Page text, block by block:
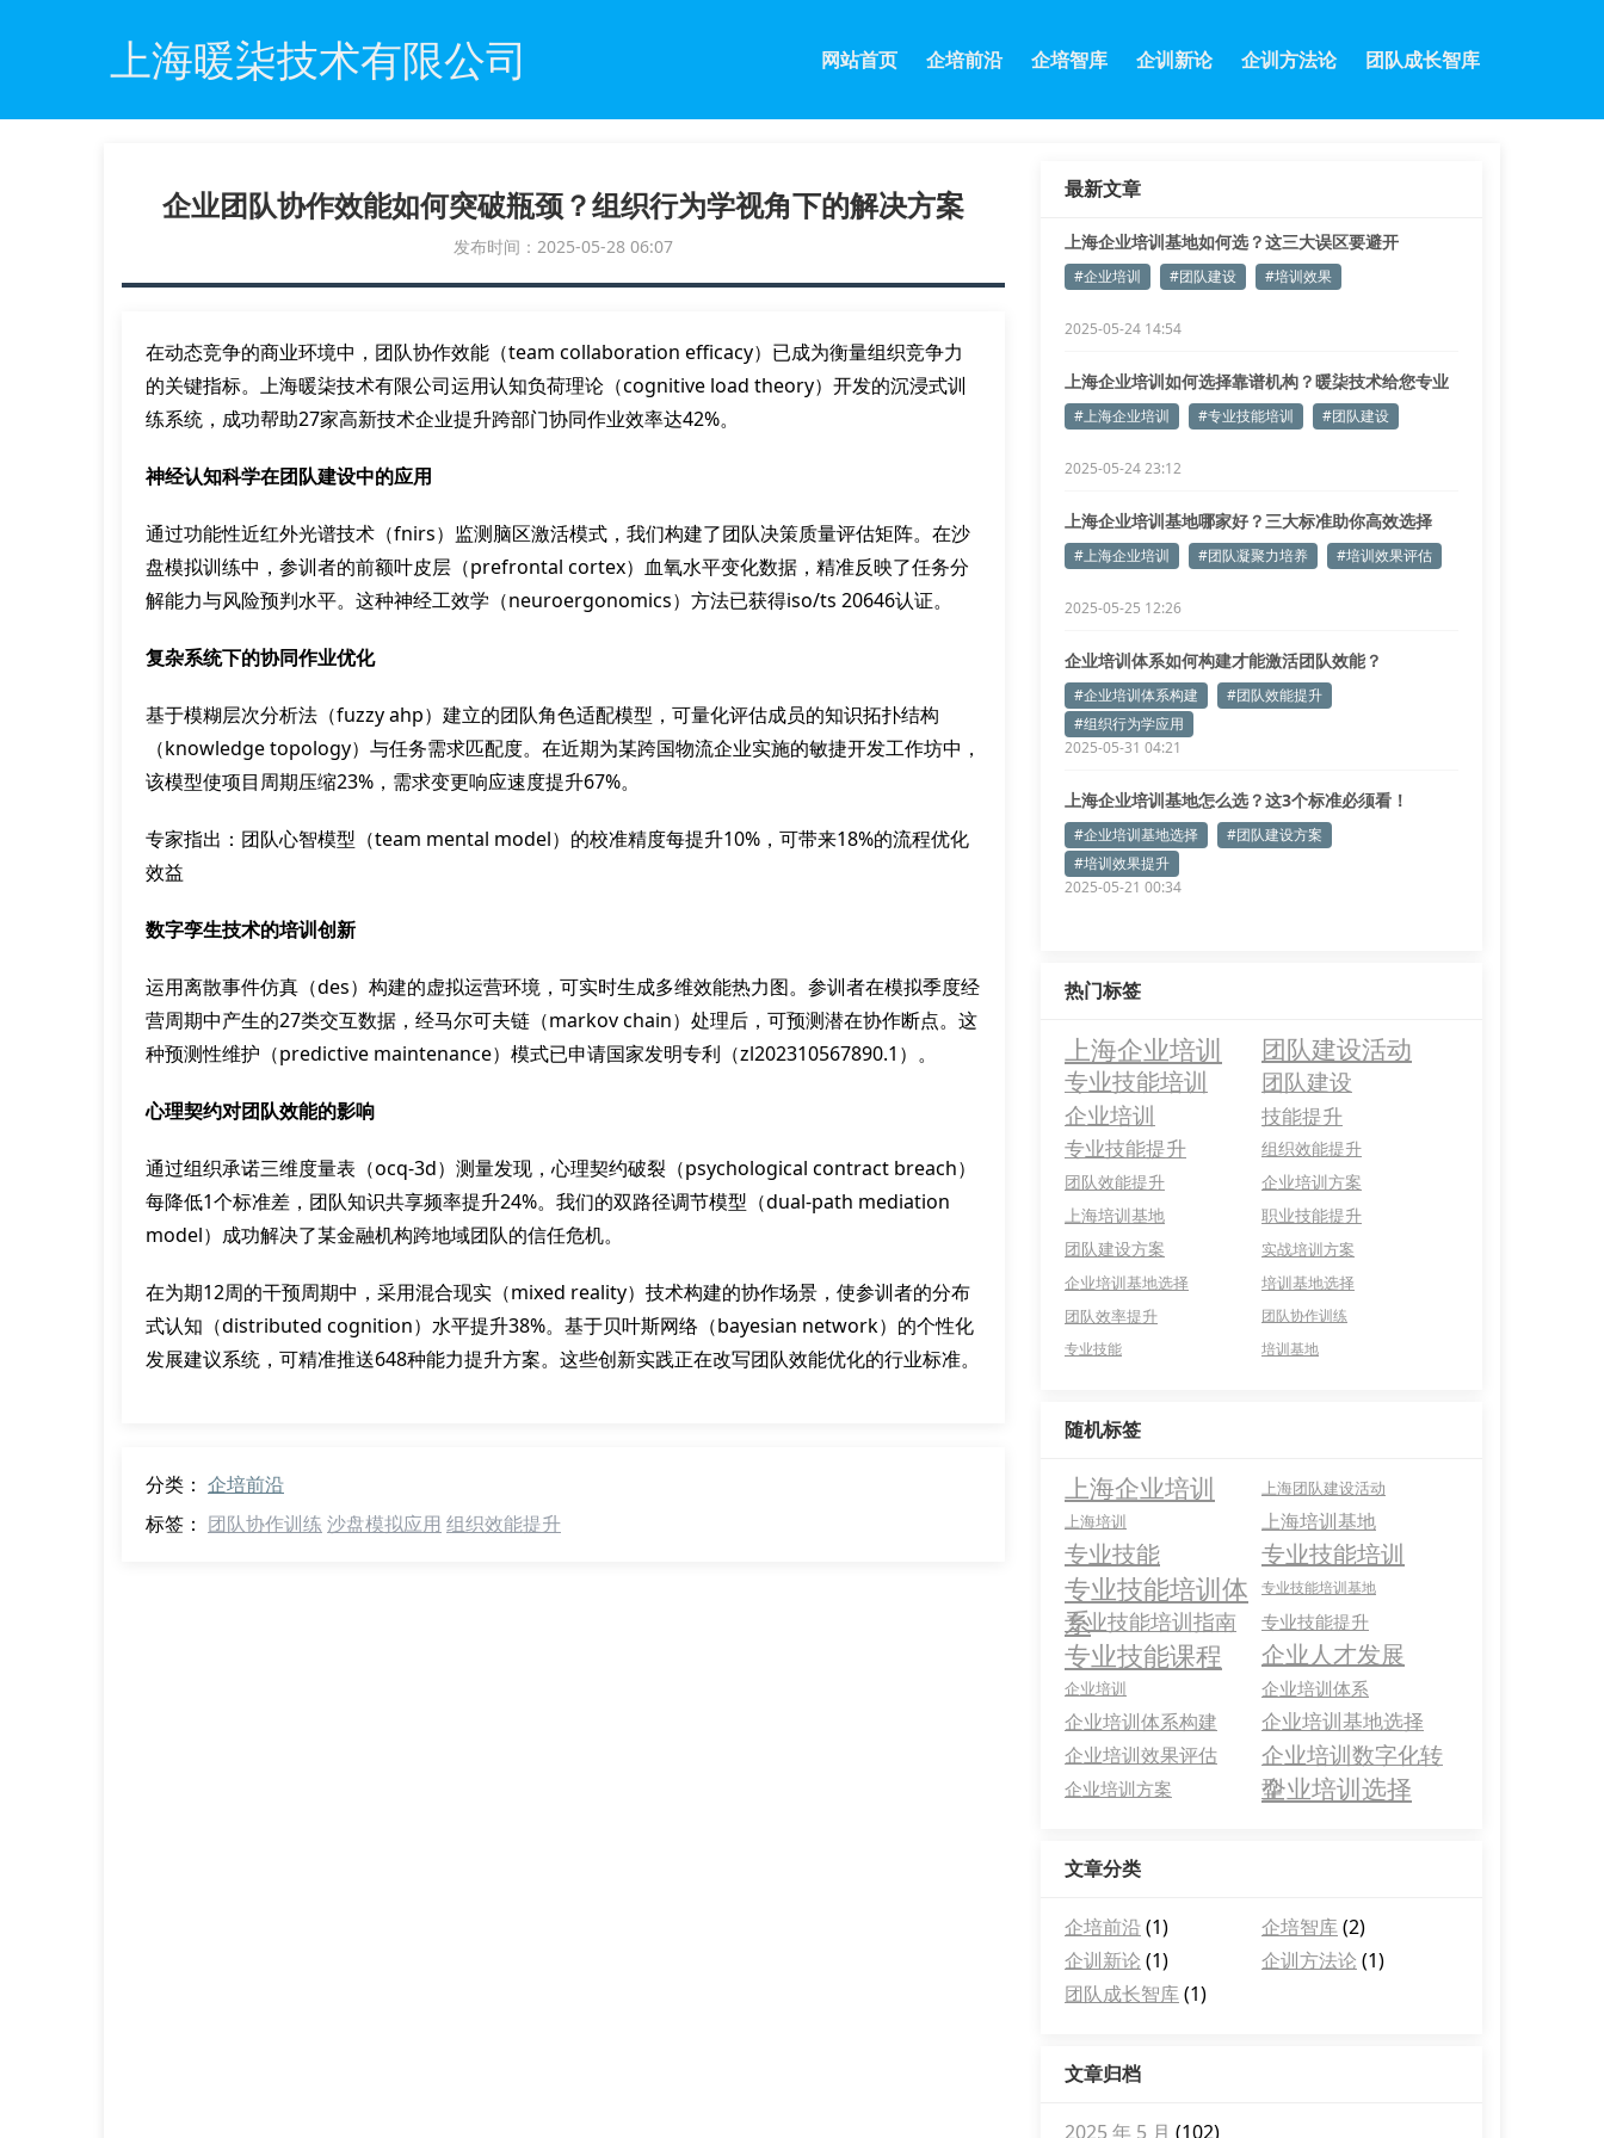
上海暖柒技术有限公司 网站首页 企培前沿 企培智库 企训新论 企训方法论 团队成长智库
企业团队协作效能如何突破瓶颈？组织行为学视角下的解决方案
发布时间：2025-05-28 06:07
在动态竞争的商业环境中，团队协作效能（team collaboration efficacy）已成为衡量组织竞争力
的关键指标。上海暖柒技术有限公司运用认知负荷理论（cognitive load theory）开发的沉浸式训
练系统，成功帮助27家高新技术企业提升跨部门协同作业效率达42%。
神经认知科学在团队建设中的应用
通过功能性近红外光谱技术（fnirs）监测脑区激活模式，我们构建了团队决策质量评估矩阵。在沙
盘模拟训练中，参训者的前额叶皮层（prefrontal cortex）血氧水平变化数据，精准反映了任务分
解能力与风险预判水平。这种神经工效学（neuroergonomics）方法已获得iso/ts 20646认证。
复杂系统下的协同作业优化
基于模糊层次分析法（fuzzy ahp）建立的团队角色适配模型，可量化评估成员的知识拓扑结构
（knowledge topology）与任务需求匹配度。在近期为某跨国物流企业实施的敏捷开发工作坊中，
该模型使项目周期压缩23%，需求变更响应速度提升67%。
专家指出：团队心智模型（team mental model）的校准精度每提升10%，可带来18%的流程优化
效益
数字孪生技术的培训创新
运用离散事件仿真（des）构建的虚拟运营环境，可实时生成多维效能热力图。参训者在模拟季度经
营周期中产生的27类交互数据，经马尔可夫链（markov chain）处理后，可预测潜在协作断点。这
种预测性维护（predictive maintenance）模式已申请国家发明专利（zl202310567890.1）。
心理契约对团队效能的影响
通过组织承诺三维度量表（ocq-3d）测量发现，心理契约破裂（psychological contract breach）
每降低1个标准差，团队知识共享频率提升24%。我们的双路径调节模型（dual-path mediation
model）成功解决了某金融机构跨地域团队的信任危机。
在为期12周的干预周期中，采用混合现实（mixed reality）技术构建的协作场景，使参训者的分布
式认知（distributed cognition）水平提升38%。基于贝叶斯网络（bayesian network）的个性化
发展建议系统，可精准推送648种能力提升方案。这些创新实践正在改写团队效能优化的行业标准。
分类： 企培前沿
标签： 团队协作训练 沙盘模拟应用 组织效能提升
最新文章
上海企业培训基地如何选？这三大误区要避开
#企业培训 #团队建设 #培训效果
2025-05-24 14:54
上海企业培训如何选择靠谱机构？暖柒技术给您专业
答案
#上海企业培训 #专业技能培训 #团队建设
2025-05-24 23:12
上海企业培训基地哪家好？三大标准助你高效选择
#上海企业培训 #团队凝聚力培养 #培训效果评估
2025-05-25 12:26
企业培训体系如何构建才能激活团队效能？
#企业培训体系构建
#团队效能提升
#组织行为学应用
2025-05-31 04:21
上海企业培训基地怎么选？这3个标准必须看！
#企业培训基地选择
#团队建设方案
#培训效果提升
2025-05-21 00:34
热门标签
上海企业培训 团队建设活动
专业技能培训 团队建设
企业培训 技能提升
专业技能提升
组织效能提升
团队效能提升
企业培训方案
上海培训基地
职业技能提升
团队建设方案
实战培训方案
企业培训基地选择
培训基地选择
团队效率提升
团队协作训练
专业技能
培训基地
随机标签
上海企业培训
上海团队建设活动
上海培训
上海培训基地
专业技能 专业技能培训
专业技能培训体
系
专业技能培训基地
专业技能培训指南 专业技能提升
专业技能课程 企业人才发展
企业培训 企业培训体系
企业培训体系构建 企业培训基地选择
企业培训效果评估
企业培训数字化转
型
企业培训方案 企业培训选择
文章分类
企培前沿 (1) 企培智库 (2)
企训新论 (1) 企训方法论 (1)
团队成长智库 (1)
文章归档
2025 年 5 月 (102)